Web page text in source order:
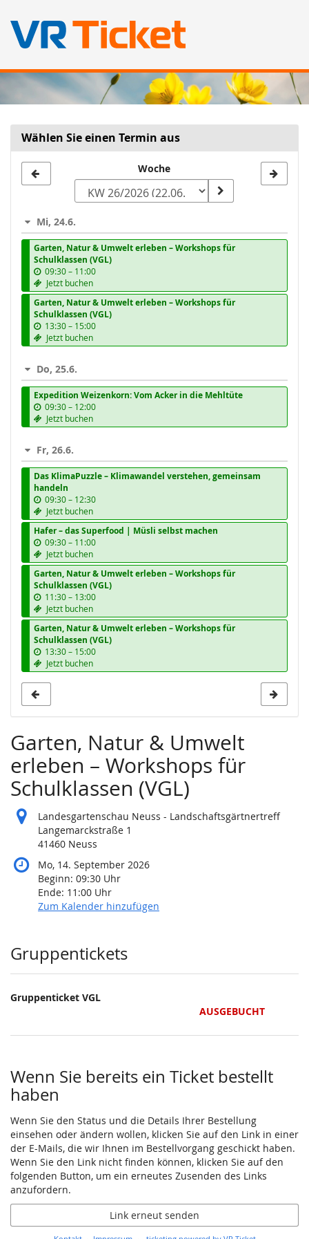
springen
Wählen Sie einen Termin aus
zur
auswählen
Woche
Mi, 24.6.
Garten, Natur & Umwelt erleben – Workshops für
Schulklassen (VGL)
09:30–b
i
s
11:00
Jetzt buchen
Garten, Natur & Umwelt erleben – Workshops für
Schulklassen (VGL)
13:30–b
i
s
15:00
Jetzt buchen
Do, 25.6.
Expedition Weizenkorn: Vom Acker in die Mehltüte
09:30–b
i
s
12:00
Jetzt buchen
Fr, 26.6.
Das KlimaPuzzle – Klimawandel verstehen, gemeinsam
handeln
09:30–b
i
s
12:30
Jetzt buchen
Hafer – das Superfood | Müsli selbst machen
09:30–b
i
s
11:00
Jetzt buchen
Garten, Natur & Umwelt erleben – Workshops für
Schulklassen (VGL)
11:30–b
i
s
13:00
Jetzt buchen
Garten, Natur & Umwelt erleben – Workshops für
Schulklassen (VGL)
13:30–b
i
s
15:00
Jetzt buchen
Garten, Natur & Umwelt
erleben – Workshops für
Schulklassen (VGL)
Landesgartenschau Neuss - Landschaftsgärtnertreff
Langemarckstraße 1
41460 Neuss
Mo, 14. September 2026
Beginn: 09:30 Uhr
Ende: 11:00 Uhr
Zum Kalender hinzufügen
Produkte
Gruppentickets
Gruppenticket VGL
AUSGEBUCHT
Wenn Sie bereits ein Ticket bestellt
haben
Wenn Sie den Status und die Details Ihrer Bestellung
einsehen oder ändern wollen, klicken Sie auf den Link in einer
der E-Mails, die wir Ihnen im Bestellvorgang geschickt haben.
Wenn Sie den Link nicht finden können, klicken Sie auf den
folgenden Button, um ein erneutes Zusenden des Links
anzufordern.
Link erneut senden